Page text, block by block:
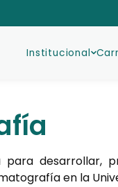
Institucional
desarrollar,
en la